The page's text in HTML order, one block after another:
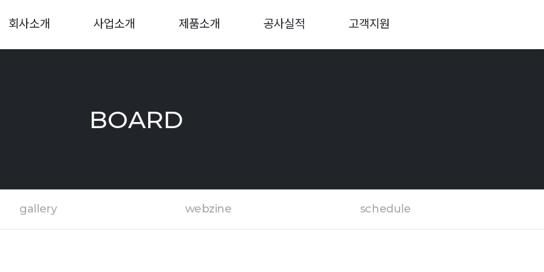
회사소개 사업소개 제품소개 공사실적 고객지원
BOARD
gallery webzine schedule